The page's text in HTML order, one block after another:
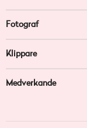
Fotograf
Klippare
Medverkande